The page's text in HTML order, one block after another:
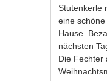
Stutenkerle
eine
Hause.
nächsten
Die Fechter